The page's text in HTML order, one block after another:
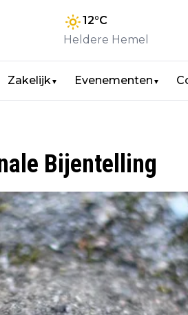
12°C
Heldere Hemel
Zakelijk▼ Evenementen ▼
Bijentelling